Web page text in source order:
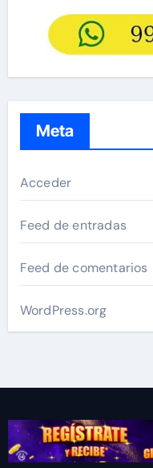
Meta
Acceder
Feed de entradas
Feed de comentarios
WordPress.org